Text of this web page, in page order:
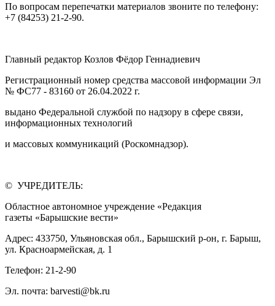
По вопросам перепечатки материалов звоните по телефону:
+7 (84253) 21-2-90.
Главный редактор Козлов Фёдор Геннадиевич
Регистрационный номер средства массовой информации Эл
№ ФС77 - 83160 от 26.04.2022 г.
выдано Федеральной службой по надзору в сфере связи,
информационных технологий
и массовых коммуникаций (Роскомнадзор).
© УЧРЕДИТЕЛЬ:
Областное автономное учреждение «Редакция
газеты «Барышские вести»
Адрес: 433750, Ульяновская обл., Барышский р-он, г. Барыш,
ул. Красноармейская, д. 1
Телефон: 21-2-90
Эл. почта: barvesti@bk.ru